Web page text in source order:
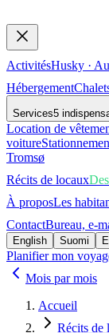
ActivitésHusky ·
Hébergement
Services5
Location de
voiture
Tromsø
Récits de locaux
À proposLes
ContactBureau, e-
English Suomi
Planifier mon
Mois par mois
Accueil
Récits de